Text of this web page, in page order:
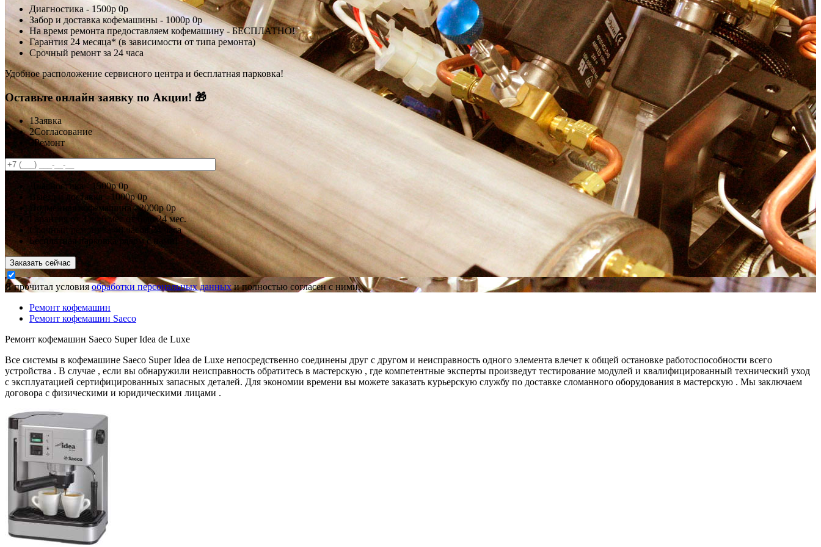
Диагностика - 1500р 0р
Забор и доставка кофемашины - 1000р0р
На время ремонта предоставляем кофемашину - БЕСПЛАТНО!
Гарантия 24 месяца* (в зависимости от типа ремонта)
Срочный ремонт за 24 часа
Удобное расположение сервисного центра и бесплатная парковка!
Оставьте онлайн заявку по Акции! 🎁
1Заявка
2Согласование
3Ремонт
Диагностика -1500р0р
Выезд и доставка -1000р0р
Подменная кофемашина -2000р0р
Гарантия
от 3 до 6 мес от 6 до 24 мес.
Срочный ремонт за
48 часов
24 часа
Бесплатная парковка рядом с нами!
Заказать сейчас
Я прочитал условияобработки персональных данныхи полностью согласен с ними.
Ремонт кофемашин
Ремонт кофемашин Saeco
Ремонт кофемашин Saeco Super Idea de Luxe
Все системы в кофемашине Saeco Super Idea de Luxe непосредственно соединены друг с другом и неисправность одного элемента влечет к общей остановке работоспособности всего
устройства . В случае , если вы обнаружили неисправность обратитесь в мастерскую , где компетентные эксперты произведут тестирование модулей и квалифицированный технический уход
с эксплуатацией сертифицированных запасных деталей. Для экономии времени вы можете заказать курьерскую службу по доставке сломанного оборудования в мастерскую . Мы заключаем
договора с физическими и юридическими лицами .